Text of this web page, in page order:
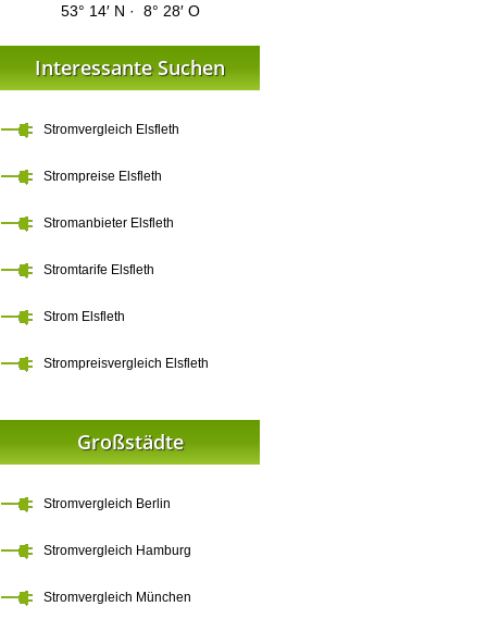
53° 14′ N · 8° 28′ O
Interessante Suchen
Stromvergleich Elsfleth
Strompreise Elsfleth
Stromanbieter Elsfleth
Stromtarife Elsfleth
Strom Elsfleth
Strompreisvergleich Elsfleth
Großstädte
Stromvergleich Berlin
Stromvergleich Hamburg
Stromvergleich München